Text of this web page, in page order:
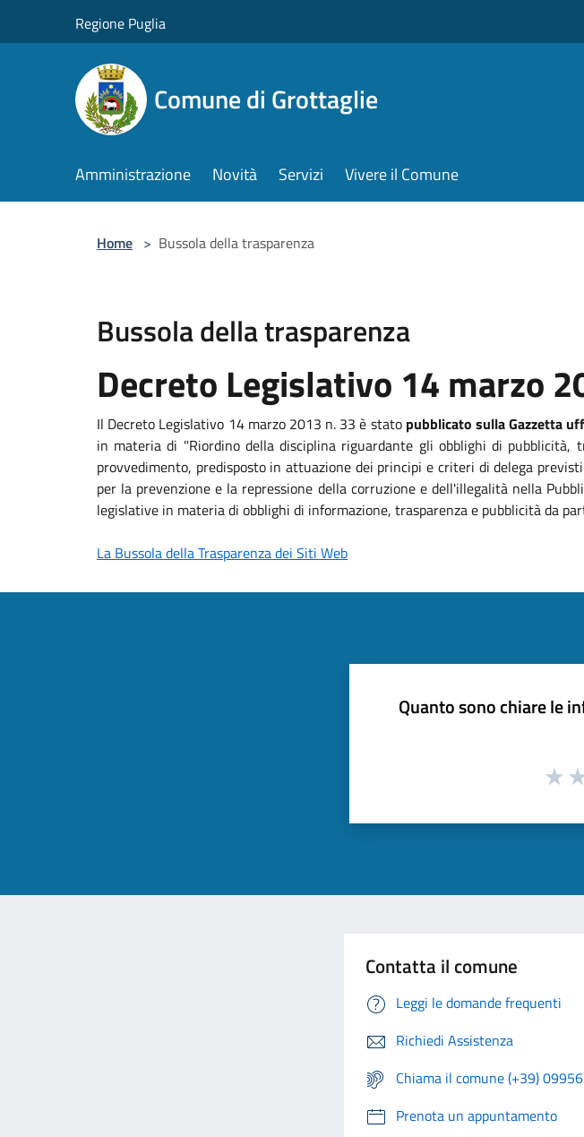
Regione Puglia
Comune di Grottaglie
Amministrazione Novità Servizi Vivere il Comune
Home > Bussola della trasparenza
Bussola della trasparenza
Decreto Legislativo 14 marzo
Il Decreto Legislativo 14 marzo 2013 n. 33 è stato pubblicato sulla Gazzetta
in materia di "Riordino della disciplina riguardante gli obblighi di pubblicità,
provvedimento, predisposto in attuazione dei principi e criteri di delega
per la prevenzione e la repressione della corruzione e dell'illegalità nella
legislative in materia di obblighi di informazione, trasparenza e pubblicità da
La Bussola della Trasparenza dei Siti Web
Quanto sono chiare le
Contatta il comune
Leggi le domande frequenti
Richiedi Assistenza
Chiama il comune (+39)
Prenota un appuntamento